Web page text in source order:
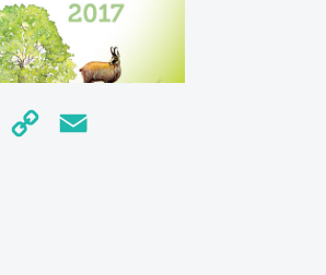
LinkedInCopy